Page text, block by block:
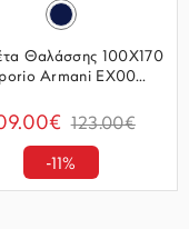
Θαλάσσης 100Χ170
Armani EX00...
123.00€
-11%